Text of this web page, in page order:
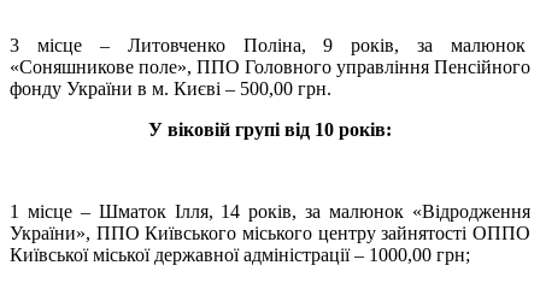
3 місце – Литовченко Поліна, 9 років, за малюнок
«Соняшникове поле», ППО Головного управління Пенсійного
фонду України в м. Києві – 500,00 грн.
У віковій групі від 10 років:
1 місце – Шматок Ілля, 14 років, за малюнок «Відродження
України», ППО Київського міського центру зайнятості ОППО
Київської міської державної адміністрації – 1000,00 грн;